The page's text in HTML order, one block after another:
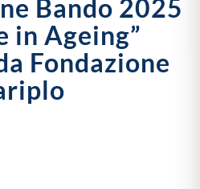
Bando 2025
in Ageing”
Fondazione